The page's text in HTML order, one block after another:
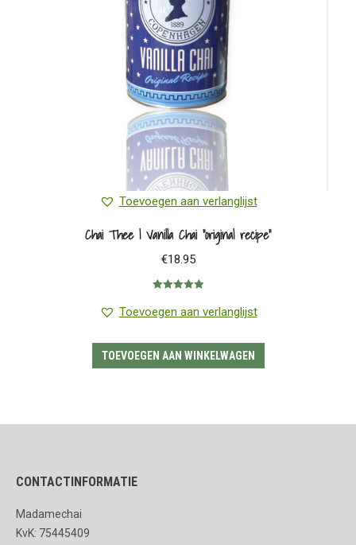
Toevoegen aan verlanglijst
Chai Thee | Vanilla Chai “original recipe”
€18.95
5.00 uit 5
Toevoegen aan verlanglijst
TOEVOEGEN AAN WINKELWAGEN
CONTACTINFORMATIE
Madamechai
KvK: 75445409